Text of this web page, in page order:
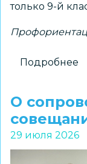
только 9-й
Подробнее
О
29 июля 2026